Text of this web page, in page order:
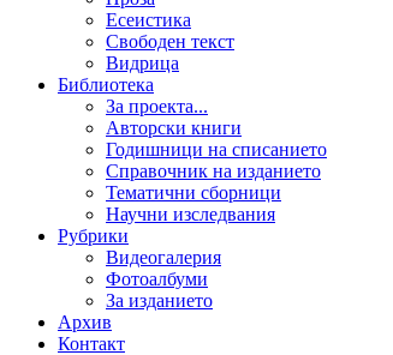
Есеистика
Свободен текст
Видрица
Библиотека
За проекта...
Авторски книги
Годишници на списанието
Справочник на изданието
Тематични сборници
Научни изследвания
Рубрики
Видеогалерия
Фотоалбуми
За изданието
Архив
Контакт